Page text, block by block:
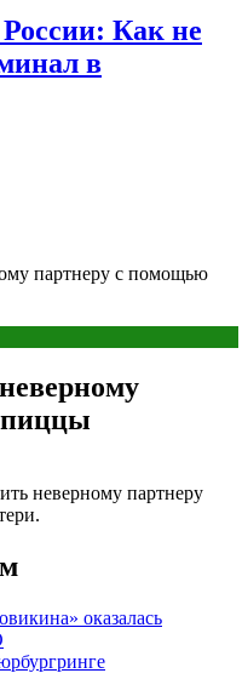
Как не
в
партнеру с помощью
неверному партнеру
оказалась